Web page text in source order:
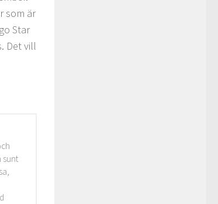
som är
Star
Det vill
sunt